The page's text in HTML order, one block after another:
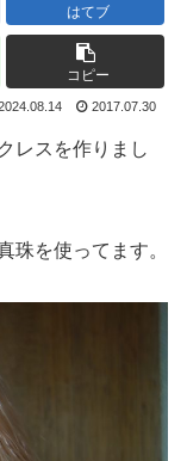
はてブ
コピー
2017.07.30
レスを作りまし
珠を使ってます。